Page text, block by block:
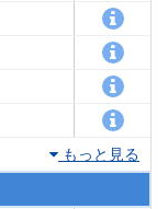
もっと見る